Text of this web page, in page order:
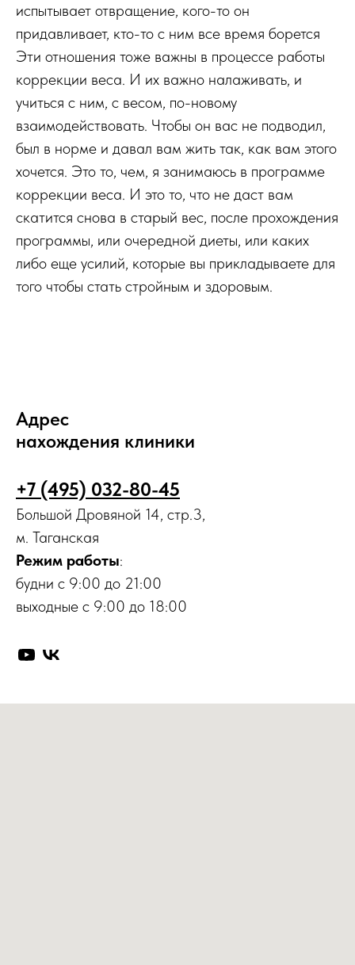
испытывает отвращение, кого-то он
придавливает, кто-то с ним все время борется
Эти отношения тоже важны в процессе работы
коррекции веса. И их важно налаживать, и
учиться с ним, с весом, по-новому
взаимодействовать. Чтобы он вас не подводил,
был в норме и давал вам жить так, как вам этого
хочется. Это то, чем, я занимаюсь в программе
коррекции веса. И это то, что не даст вам
скатится снова в старый вес, после прохождения
программы, или очередной диеты, или каких
либо еще усилий, которые вы прикладываете для
того чтобы стать стройным и здоровым.
Адрес
нахождения клиники
+7 (495) 032-80-45
Большой Дровяной 14, стр.3,
м. Таганская
Режим работы:
будни с 9:00 до 21:00
выходные с 9:00 до 18:00